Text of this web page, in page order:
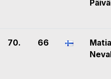
70. 66